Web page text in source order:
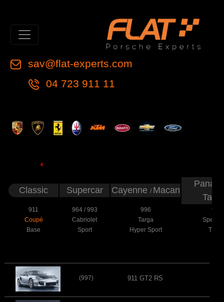
sav@flat-experts.com
04 723 911 11
Classic Supercar Cayenne / Macan
911 964 /993 996
997
Coupé
Cabriolet Targa
Base
Sport Hyper Sport
(997) 911 GT2 RS